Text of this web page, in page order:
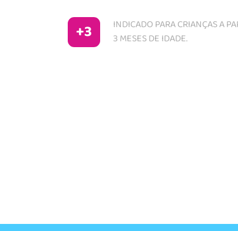
+3
INDICADO PARA CRIANÇAS A
3 MESES DE IDADE.